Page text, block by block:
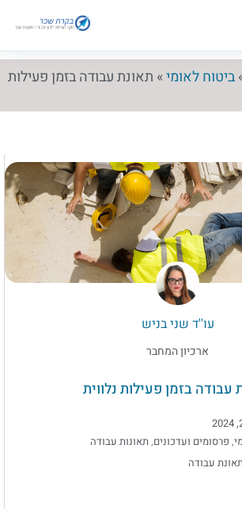
ביטוח לאומי» תאונת עבודה בזמן פעילות
עו''ד שני בניש
ארכיון המחבר
עבודה בזמן פעילות נלווית
, פרסומים ועדכונים,תאונות עבודה
עבודה